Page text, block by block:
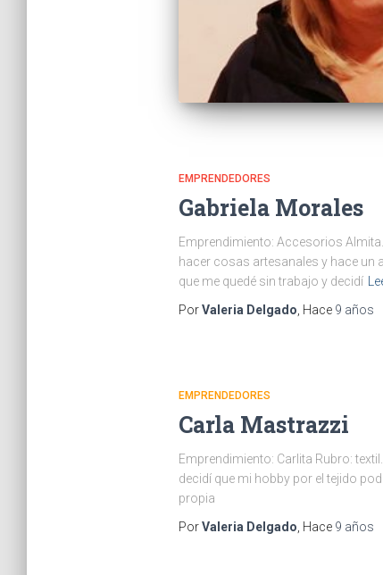
EMPRENDEDORES
Gabriela Morales
Emprendimiento: Accesorios
hacer cosas artesanales y hace un
que me quedé sin trabajo y decidí
PorValeria Delgado, Hace 9 años
EMPRENDEDORES
Carla Mastrazzi
Emprendimiento: Carlita Rubro:
decidí que mi hobby por el tejido
propia
PorValeria Delgado, Hace 9 años